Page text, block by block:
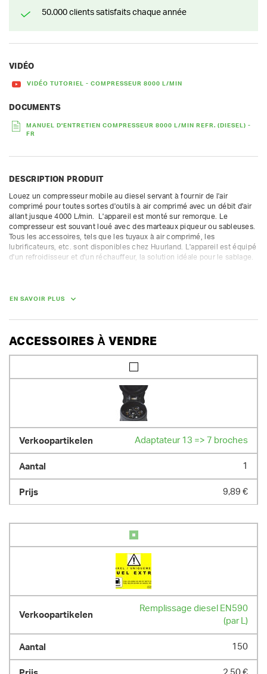
50.000 clients satisfaits chaque année
VIDÉO
VIDÉO TUTORIEL - COMPRESSEUR 8000 L/MIN
DOCUMENTS
MANUEL D'ENTRETIEN COMPRESSEUR 8000 L/MIN REFR. (DIESEL) -
FR
DESCRIPTION PRODUIT
Louez un compresseur mobile au diesel servant à fournir de l'air
comprimé pour toutes sortes d'outils à air comprimé avec un débit d'air
allant jusque 4000 L/min.  L'appareil est monté sur remorque. Le
compresseur est souvant loué avec des marteaux piqueur ou sableuses.
Tous les accessoires, tels que les tuyaux à air comprimé, les
lubrificateurs, etc. sont disponibles chez Huurland. L'appareil est équipé
d'un refroidisseur et d'un réchauffeur, la solution idéale pour le sablage.
- débit d'air émis : 8400 L/min à 7 bar
- max 8 h au compteur par jour / 10 h par week-end / 40 h par semaine ;
DIMENSIONS (L X L X H) :
EN SAVOIR PLUS
ACCESSOIRES À VENDRE
Adaptateur 13 => 7 broches
1
9,89 €
Remplissage diesel EN590
(par L)
150